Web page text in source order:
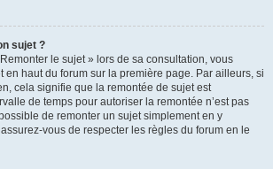
sujet ?
le sujet » lors de sa consultation, vous
en haut du forum sur la première page. Par ailleurs, si
cela signifie que la remontée de sujet est
de temps pour autoriser la remontée n’est pas
de remonter un sujet simplement en y
vous de respecter les règles du forum en le